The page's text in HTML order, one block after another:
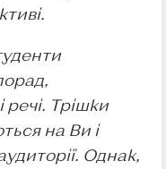
речі. Трішки
на Ви і
Однак,